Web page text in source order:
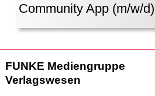
Community App (m/w/d)
FUNKE Medi­en­gruppe
Verlagswesen